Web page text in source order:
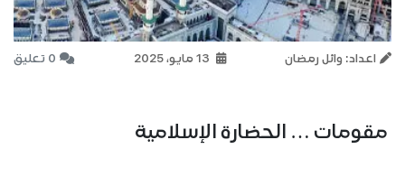
اعداد: وائل رمضان 0 تعليق
مقومات … الحضارة الإسلامية